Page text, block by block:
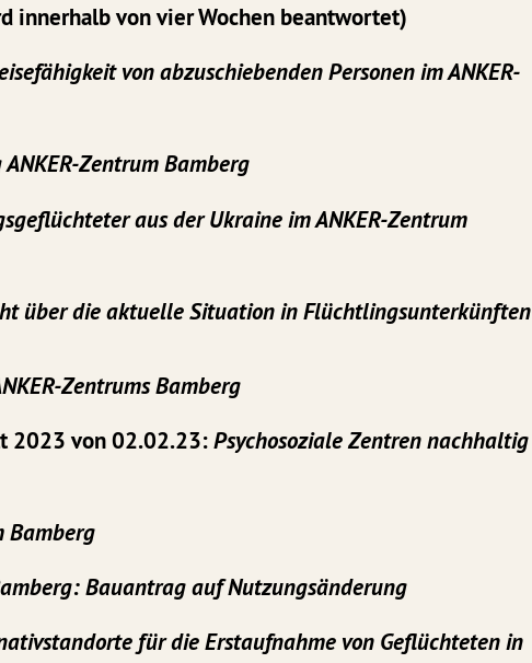
innerhalb von vier Wochen beantwortet)
von abzuschiebenden Personen im ANKER-
Zentrum Bamberg
aus der Ukraine im ANKER-Zentrum
über die aktuelle Situation in Flüchtlingsunterkünften
Zentrums Bamberg
2023 von 02.02.23:Psychosoziale Zentren nachhaltig
Bamberg
Bauantrag auf Nutzungsänderung
für die Erstaufnahme von Geflüchteten in